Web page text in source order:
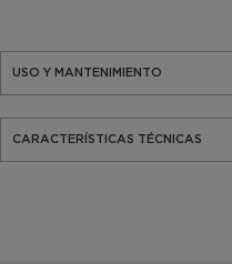
USO Y MANTENIMIENTO
CARACTERÍSTICAS TÉCNICAS